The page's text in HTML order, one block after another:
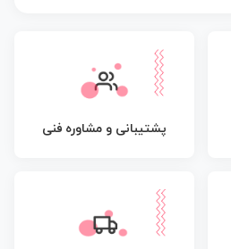
پشتیبانی و مشاوره فنی